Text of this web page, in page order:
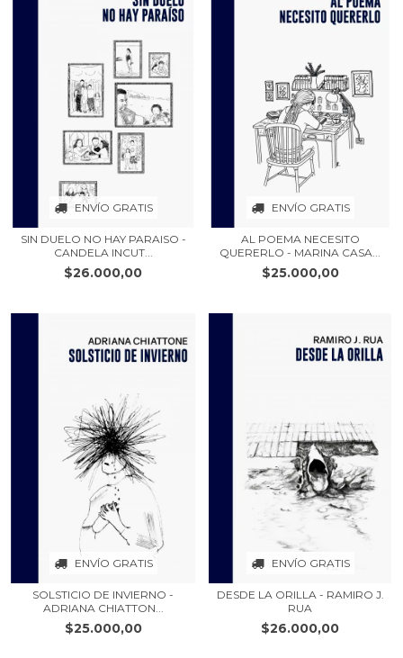
ENVÍO GRATIS
SIN DUELO NO HAY PARAISO -
CANDELA INCUT...
$26.000,00
ENVÍO GRATIS
AL POEMA NECESITO
QUERERLO - MARINA CASA...
$25.000,00
ENVÍO GRATIS
SOLSTICIO DE INVIERNO -
ADRIANA CHIATTON...
$25.000,00
ENVÍO GRATIS
DESDE LA ORILLA - RAMIRO J.
RUA
$26.000,00